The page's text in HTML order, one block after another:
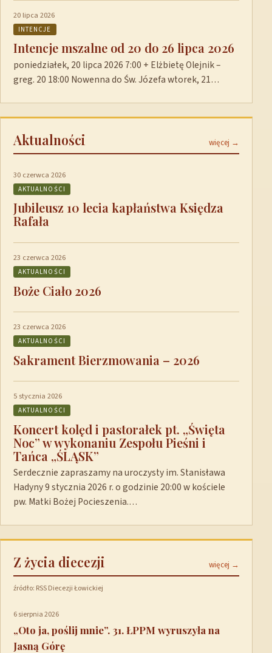
20 lipca 2026
INTENCJE
Intencje mszalne od 20 do 26 lipca 2026
poniedziałek, 20 lipca 2026 7:00 + Elżbietę Olejnik –
greg. 20 18:00 Nowenna do Św. Józefa wtorek, 21…
Aktualności więcej →
30 czerwca 2026
AKTUALNOŚCI
Jubileusz 10 lecia kapłaństwa Księdza
Rafała
23 czerwca 2026
AKTUALNOŚCI
Boże Ciało 2026
23 czerwca 2026
AKTUALNOŚCI
Sakrament Bierzmowania – 2026
5 stycznia 2026
AKTUALNOŚCI
Koncert kolęd i pastorałek pt. „Święta
Noc” w wykonaniu Zespołu Pieśni i
Tańca „ŚLĄSK”
Serdecznie zapraszamy na uroczysty im. Stanisława
Hadyny 9 stycznia 2026 r. o godzinie 20:00 w kościele
pw. Matki Bożej Pocieszenia.…
Z życia diecezji więcej →
źródło: RSS Diecezji Łowickiej
6 sierpnia 2026
„Oto ja, poślij mnie”. 31. ŁPPM wyruszyła na
Jasną Górę